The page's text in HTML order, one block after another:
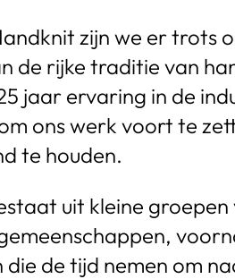
zijn we er trots
de rijke traditie van
jaar ervaring in de
ons werk voort te
te houden.
uit kleine groepen
die de tijd nemen om